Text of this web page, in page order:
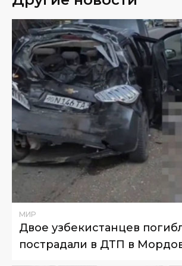
МИР
Двое узбекистанцев
пострадали в ДТП в